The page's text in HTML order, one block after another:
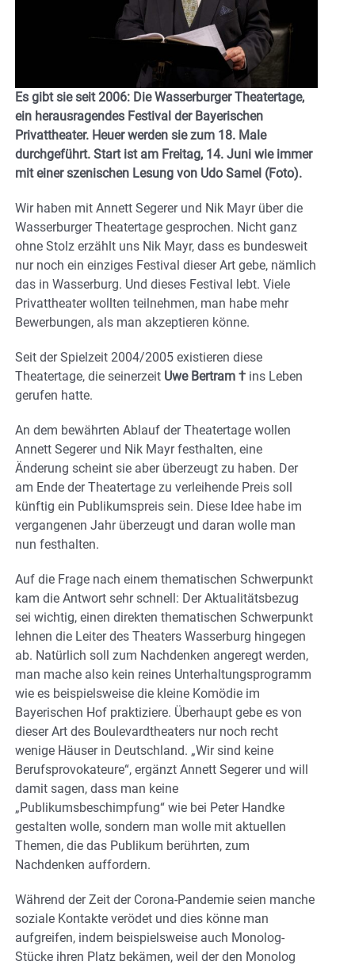
Es gibt sie seit 2006: Die Wasserburger Theatertage,
ein herausragendes Festival der Bayerischen
Privattheater. Heuer werden sie zum 18. Male
durchgeführt. Start ist am Freitag, 14. Juni wie immer
mit einer szenischen Lesung von Udo Samel (Foto).
Wir haben mit Annett Segerer und Nik Mayr über die
Wasserburger Theatertage gesprochen. Nicht ganz
ohne Stolz erzählt uns Nik Mayr, dass es bundesweit
nur noch ein einziges Festival dieser Art gebe, nämlich
das in Wasserburg. Und dieses Festival lebt. Viele
Privattheater wollten teilnehmen, man habe mehr
Bewerbungen, als man akzeptieren könne.
Seit der Spielzeit 2004/2005 existieren diese
Theatertage, die seinerzeit Uwe Bertram † ins Leben
gerufen hatte.
An dem bewährten Ablauf der Theatertage wollen
Annett Segerer und Nik Mayr festhalten, eine
Änderung scheint sie aber überzeugt zu haben. Der
am Ende der Theatertage zu verleihende Preis soll
künftig ein Publikumspreis sein. Diese Idee habe im
vergangenen Jahr überzeugt und daran wolle man
nun festhalten.
Auf die Frage nach einem thematischen Schwerpunkt
kam die Antwort sehr schnell: Der Aktualitätsbezug
sei wichtig, einen direkten thematischen Schwerpunkt
lehnen die Leiter des Theaters Wasserburg hingegen
ab. Natürlich soll zum Nachdenken angeregt werden,
man mache also kein reines Unterhaltungsprogramm
wie es beispielsweise die kleine Komödie im
Bayerischen Hof praktiziere. Überhaupt gebe es von
dieser Art des Boulevardtheaters nur noch recht
wenige Häuser in Deutschland. „Wir sind keine
Berufsprovokateure“, ergänzt Annett Segerer und will
damit sagen, dass man keine
„Publikumsbeschimpfung“ wie bei Peter Handke
gestalten wolle, sondern man wolle mit aktuellen
Themen, die das Publikum berührten, zum
Nachdenken auffordern.
Während der Zeit der Corona-Pandemie seien manche
soziale Kontakte verödet und dies könne man
aufgreifen, indem beispielsweise auch Monolog-
Stücke ihren Platz bekämen, weil der den Monolog